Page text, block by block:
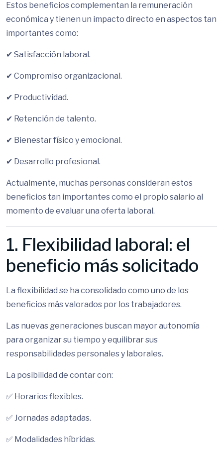
Estos beneficios complementan la remuneración
económica y tienen un impacto directo en aspectos tan
importantes como:
✔ Satisfacción laboral.
✔ Compromiso organizacional.
✔ Productividad.
✔ Retención de talento.
✔ Bienestar físico y emocional.
✔ Desarrollo profesional.
Actualmente, muchas personas consideran estos
beneficios tan importantes como el propio salario al
momento de evaluar una oferta laboral.
1. Flexibilidad laboral: el
beneficio más solicitado
La flexibilidad se ha consolidado como uno de los
beneficios más valorados por los trabajadores.
Las nuevas generaciones buscan mayor autonomía
para organizar su tiempo y equilibrar sus
responsabilidades personales y laborales.
La posibilidad de contar con:
✅ Horarios flexibles.
✅ Jornadas adaptadas.
✅ Modalidades híbridas.